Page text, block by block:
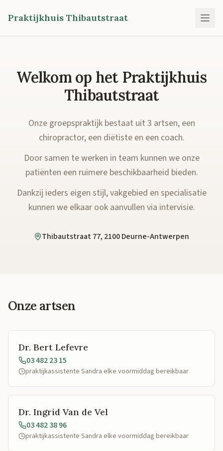
Praktijkhuis Thibautstraat
Welkom op het Praktijkhuis
Thibautstraat
Onze groepspraktijk bestaat uit 3 artsen, een
chiropractor, een diëtiste en een coach.
Door samen te werken in team kunnen we onze
patiënten een ruimere beschikbaarheid bieden.
Dankzij ieders eigen stijl, vakgebied en specialisatie
kunnen we elkaar ook aanvullen via intervisie.
Thibautstraat 77, 2100 Deurne-Antwerpen
Onze artsen
Dr. Bert Lefevre
03 482 23 15
praktijkassistente Sandra elke voormiddag bereikbaar
Dr. Ingrid Van de Vel
03 482 38 96
praktijkassistente Sandra elke voormiddag bereikbaar